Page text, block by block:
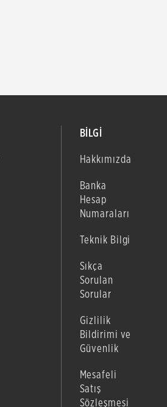
BİLGİ
Hakkımızda
Banka
Hesap
Numaraları
Teknik Bilgi
Sıkça
Sorulan
Sorular
Gizlilik
Bildirimi ve
Güvenlik
Mesafeli
Satış
Sözleşmesi